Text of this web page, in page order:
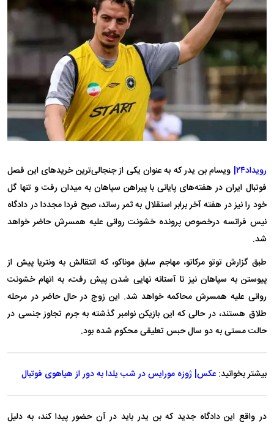
رویداد۲۴|
ویسام بن یدر که به عنوان یکی از جنجالی‌ترین خرید‌های این فصل
فوتبال ایران در هفته‌های پایانی با پیراهن سپاهان به میدان رفت و تنها گل
خود را نیز در هفته آخر برابر استقلال به ثمر رساند، صبح فردا مجددا در دادگاه
نیس فرانسه درخصوص پرونده خشونت روانی علیه همسرش حاضر خواهد
شد.
طبق گزارش توتو مرکاتو، مهاجم سابق موناکو، که انتقالش به ونتریا پیش از
پیوستن به سپاهان نیز تا آستانه نهایی شدن پیش رفت، به اتهام خشونت
روانی علیه همسرش محاکمه خواهد شد. این زوج در حال حاضر در مرحله
طلاق هستند، در حالی که این بازیکن نوامبر گذشته به جرم تجاوز جنسی در
حالت مستی به دو سال حبس تعلیقی محکوم شده بود.
بیشتر بخوانید:عکس| ژوزه مورایس در شب یلدا به دور از هیاهوی فوتبال
در واقع این دادگاه جدید که بن یدر باید در آن حضور پیدا کند، به دلیل